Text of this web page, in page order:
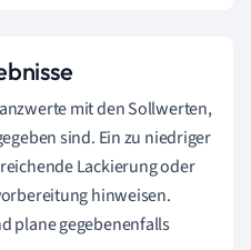
mit den Sollwerten,
sind. Ein zu niedriger
Lackierung oder
hinweisen.
plane gegebenenfalls